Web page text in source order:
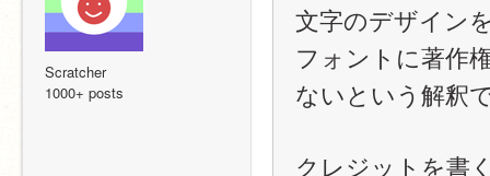
Scratcher
1000+ posts
文字のデザイン
フォントに著作
ないという解釈
クレジットを書